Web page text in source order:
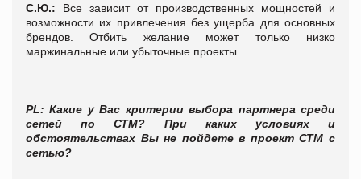
С.Ю.: Все зависит от производственных мощностей и
возможности их привлечения без ущерба для основных
брендов. Отбить желание может только низко
маржинальные или убыточные проекты.
PL: Какие у Вас критерии выбора партнера среди
сетей по СТМ? При каких условиях и
обстоятельствах Вы не пойдете в проект СТМ с
сетью?